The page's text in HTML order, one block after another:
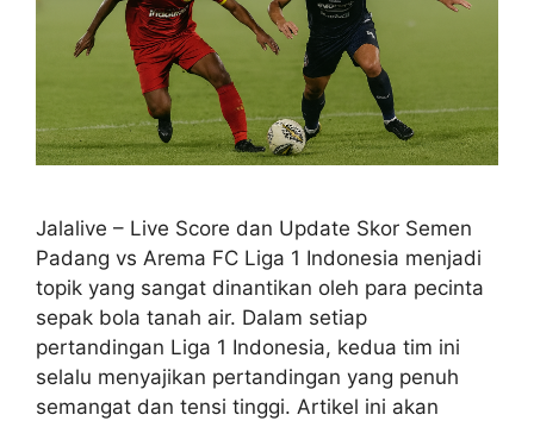
Jalalive – Live Score dan Update Skor Semen
Padang vs Arema FC Liga 1 Indonesia menjadi
topik yang sangat dinantikan oleh para pecinta
sepak bola tanah air. Dalam setiap
pertandingan Liga 1 Indonesia, kedua tim ini
selalu menyajikan pertandingan yang penuh
semangat dan tensi tinggi. Artikel ini akan